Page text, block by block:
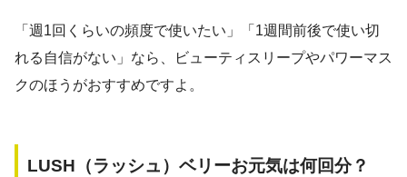
「週1回くらいの頻度で使いたい」「1週間前後で使い切
れる自信がない」なら、ビューティスリープやパワーマス
クのほうがおすすめですよ。
LUSH（ラッシュ）ベリーお元気は何回分？